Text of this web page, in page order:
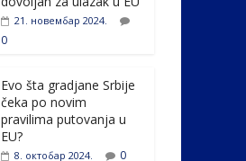
21. новембар 2024.
0
Evo šta gradjane Srbije
čeka po novim
pravilima putovanja u
EU?
8. октобар 2024. 0